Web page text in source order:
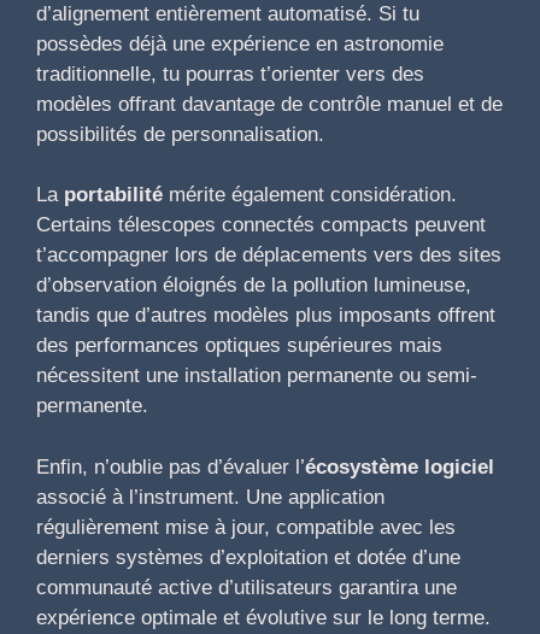
d’alignement entièrement automatisé. Si tu
possèdes déjà une expérience en astronomie
traditionnelle, tu pourras t’orienter vers des
modèles offrant davantage de contrôle manuel et de
possibilités de personnalisation.
La portabilité mérite également considération.
Certains télescopes connectés compacts peuvent
t’accompagner lors de déplacements vers des sites
d’observation éloignés de la pollution lumineuse,
tandis que d’autres modèles plus imposants offrent
des performances optiques supérieures mais
nécessitent une installation permanente ou semi-
permanente.
Enfin, n’oublie pas d’évaluer l’écosystème logiciel
associé à l’instrument. Une application
régulièrement mise à jour, compatible avec les
derniers systèmes d’exploitation et dotée d’une
communauté active d’utilisateurs garantira une
expérience optimale et évolutive sur le long terme.